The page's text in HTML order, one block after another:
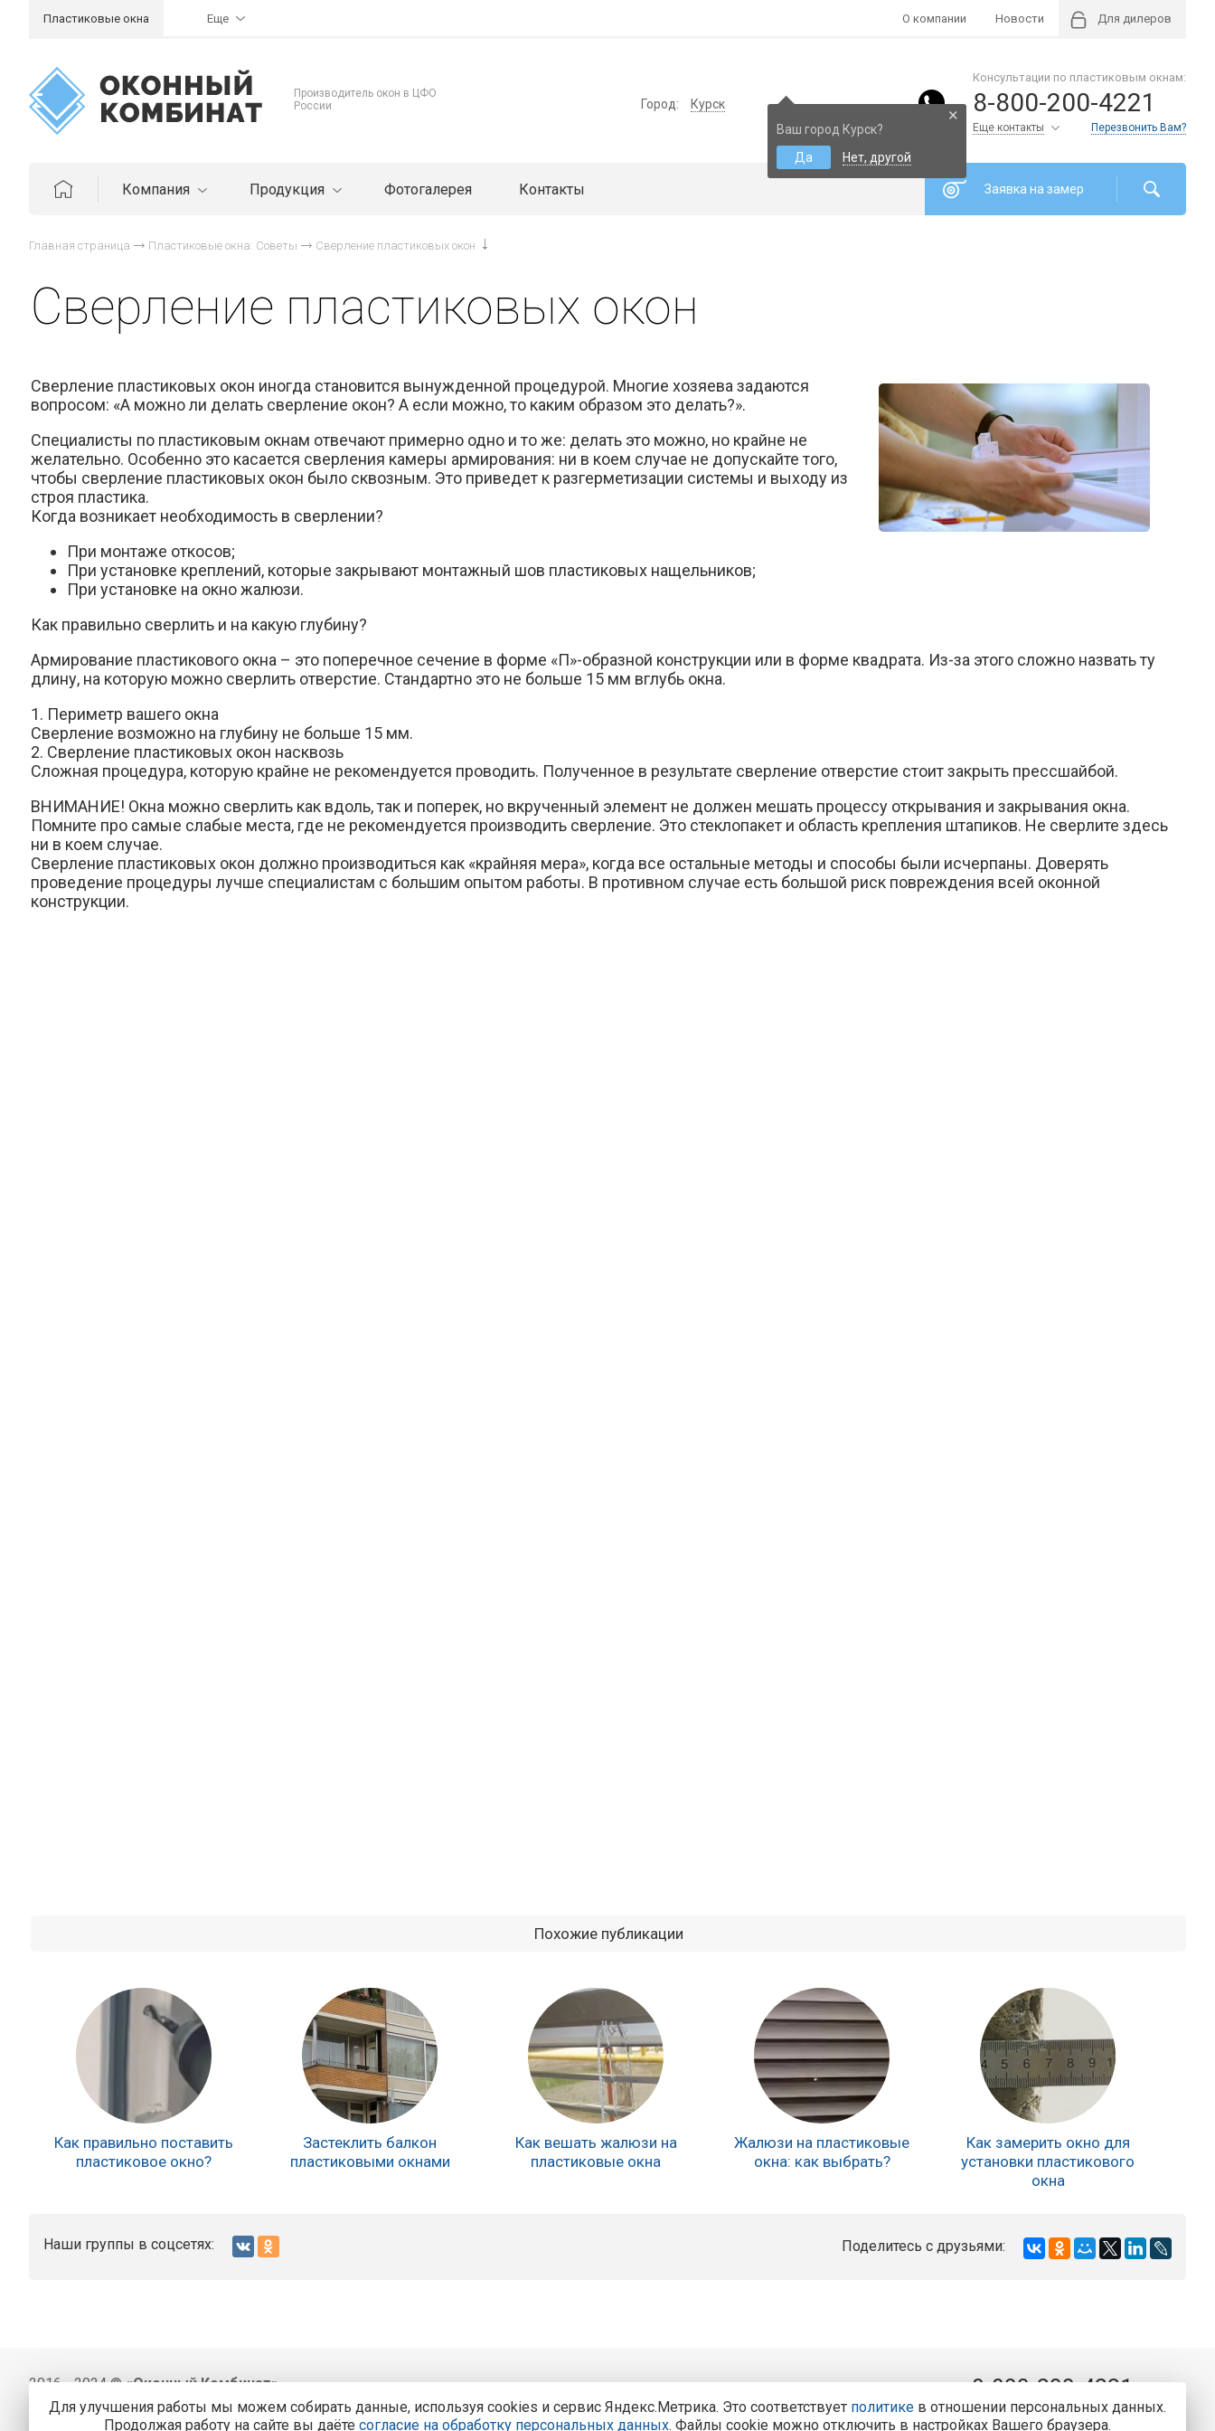
О компании Новости Для дилеров
Пластиковые окна Еще
Производитель окон в ЦФО
России
Город: Курск ×
Ваш город Курск?
Да
Нет, другой
Консультации по пластиковым окнам:
8-800-200-4221
Перезвонить Вам?
Еще контакты
Заявка на замер
Компания Продукция Фотогалерея Контакты
Главная страница Пластиковые окна: Советы Сверление пластиковых окон
Сверление пластиковых окон
Сверление пластиковых окон иногда становится вынужденной процедурой. Многие хозяева задаются
вопросом: «А можно ли делать сверление окон? А если можно, то каким образом это делать?».
Специалисты по пластиковым окнам отвечают примерно одно и то же: делать это можно, но крайне не
желательно. Особенно это касается сверления камеры армирования: ни в коем случае не допускайте того,
чтобы сверление пластиковых окон было сквозным. Это приведет к разгерметизации системы и выходу из
строя пластика.
Когда возникает необходимость в сверлении?
При монтаже откосов;
При установке креплений, которые закрывают монтажный шов пластиковых нащельников;
При установке на окно жалюзи.
Как правильно сверлить и на какую глубину?
Армирование пластикового окна – это поперечное сечение в форме «П»-образной конструкции или в форме квадрата. Из-за этого сложно назвать ту
длину, на которую можно сверлить отверстие. Стандартно это не больше 15 мм вглубь окна.
1. Периметр вашего окна
Сверление возможно на глубину не больше 15 мм.
2. Сверление пластиковых окон насквозь
Сложная процедура, которую крайне не рекомендуется проводить. Полученное в результате сверление отверстие стоит закрыть прессшайбой.
ВНИМАНИЕ! Окна можно сверлить как вдоль, так и поперек, но вкрученный элемент не должен мешать процессу открывания и закрывания окна.
Помните про самые слабые места, где не рекомендуется производить сверление. Это стеклопакет и область крепления штапиков. Не сверлите здесь
ни в коем случае.
Сверление пластиковых окон должно производиться как «крайняя мера», когда все остальные методы и способы были исчерпаны. Доверять
проведение процедуры лучше специалистам с большим опытом работы. В противном случае есть большой риск повреждения всей оконной
конструкции.
Похожие публикации
Как правильно поставить
пластиковое окно?
Застеклить балкон
пластиковыми окнами
Как вешать жалюзи на
пластиковые окна
Жалюзи на пластиковые
окна: как выбрать?
Как замерить окно для
установки пластикового
окна
Наши группы в соцсетях: Поделитесь с друзьями:
2016 - 2024 ©«Оконный Комбинат»
BithermoPRO
О компании
Курск, Курск, ул. Карла Маркса, 77
8-800-200-4221
Консультации и заказ пластиковых окон.
Для улучшения работы мы можем собирать данные, используя cookies и сервис Яндекс.Метрика. Это соответствует политике в отношении персональных данных.
Продолжая работу на сайте вы даёте согласие на обработку персональных данных. Файлы cookie можно отключить в настройках Вашего браузера.